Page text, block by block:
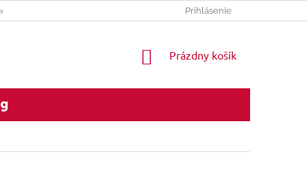
Prihlásenie
NÁKUPNÝ
Prázdny košík